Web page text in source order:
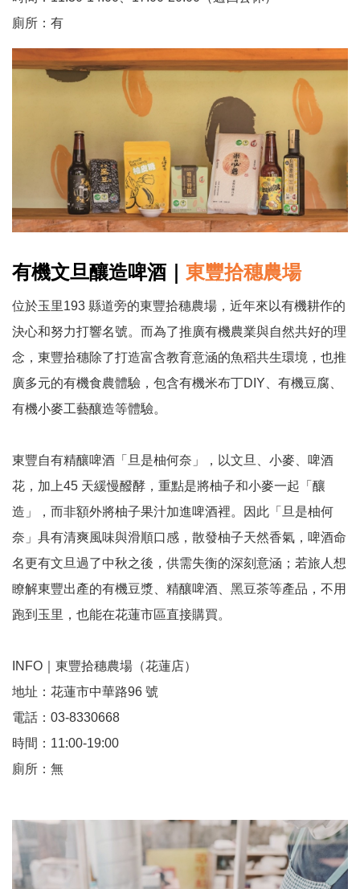
廁所：有
有機文旦釀造啤酒 東豐拾穗農場
位於玉里193 縣道旁的東豐拾穗農場，近年來以有機耕作的
決心和努力打響名號。而為了推廣有機農業與自然共好的理
念，東豐拾穗除了打造富含教育意涵的魚稻共生環境，也推
廣多元的有機食農體驗，包含有機米布丁DIY、有機豆腐、
有機小麥工藝釀造等體驗。
東豐自有精釀啤酒「旦是柚何奈」，以文旦、小麥、啤酒
花，加上45 天緩慢醱酵，重點是將柚子和小麥一起「釀
造」，而非額外將柚子果汁加進啤酒裡。因此「旦是柚何
奈」具有清爽風味與滑順口感，散發柚子天然香氣，啤酒命
名更有文旦過了中秋之後，供需失衡的深刻意涵；若旅人想
瞭解東豐出產的有機豆漿、精釀啤酒、黑豆茶等產品，不用
跑到玉里，也能在花蓮市區直接購買。
INFO｜東豐拾穗農場（花蓮店）
地址：花蓮市中華路96 號
電話：03-8330668
時間：11:00-19:00
廁所：無